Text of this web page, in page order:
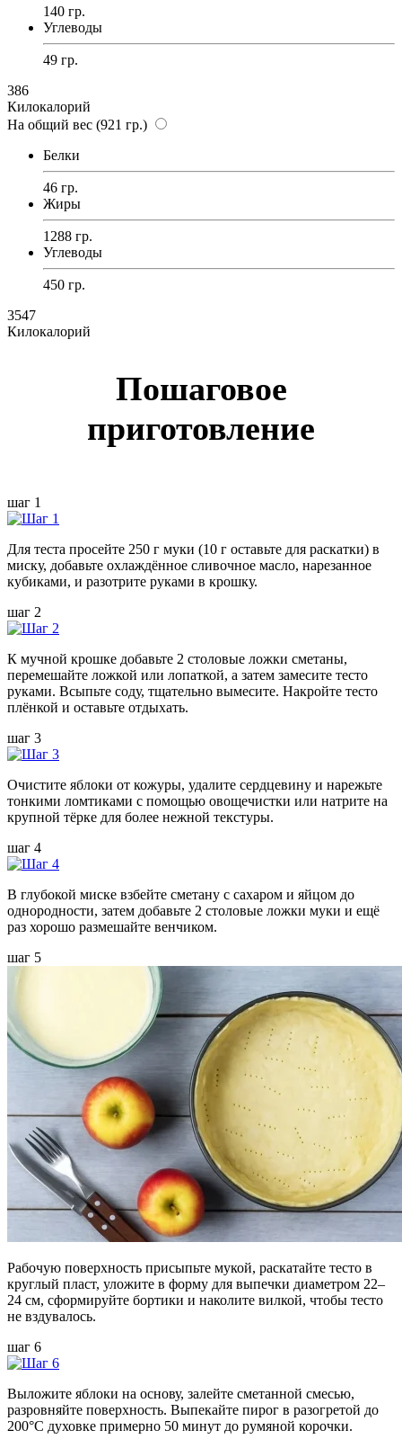
140 гр.
Углеводы
49 гр.
386
Килокалорий
На общий вес (921 гр.)
Белки
46 гр.
Жиры
1288 гр.
Углеводы
450 гр.
3547
Килокалорий
Пошаговое
приготовление
шаг 1
Для теста просейте 250 г муки (10 г оставьте для раскатки) в
миску, добавьте охлаждённое сливочное масло, нарезанное
кубиками, и разотрите руками в крошку.
шаг 2
К мучной крошке добавьте 2 столовые ложки сметаны,
перемешайте ложкой или лопаткой, а затем замесите тесто
руками. Всыпьте соду, тщательно вымесите. Накройте тесто
плёнкой и оставьте отдыхать.
шаг 3
Очистите яблоки от кожуры, удалите сердцевину и нарежьте
тонкими ломтиками с помощью овощечистки или натрите на
крупной тёрке для более нежной текстуры.
шаг 4
В глубокой миске взбейте сметану с сахаром и яйцом до
однородности, затем добавьте 2 столовые ложки муки и ещё
раз хорошо размешайте венчиком.
шаг 5
Рабочую поверхность присыпьте мукой, раскатайте тесто в
круглый пласт, уложите в форму для выпечки диаметром 22–
24 см, сформируйте бортики и наколите вилкой, чтобы тесто
не вздувалось.
шаг 6
Выложите яблоки на основу, залейте сметанной смесью,
разровняйте поверхность. Выпекайте пирог в разогретой до
200°C духовке примерно 50 минут до румяной корочки.